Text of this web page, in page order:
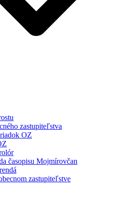
zastupiteľstva
OZ
časopisu Mojmírovčan
zastupiteľstve